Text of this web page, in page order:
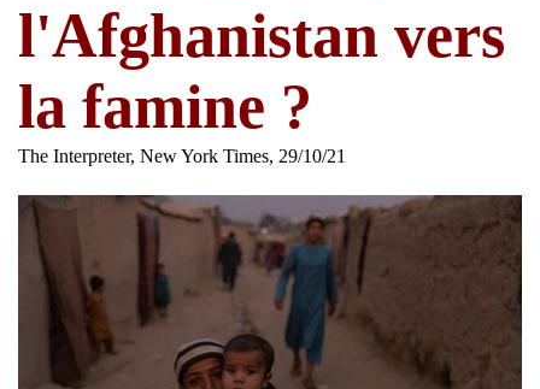
l'Afghanistan vers
la famine ?
The Interpreter, New York Times, 29/10/21